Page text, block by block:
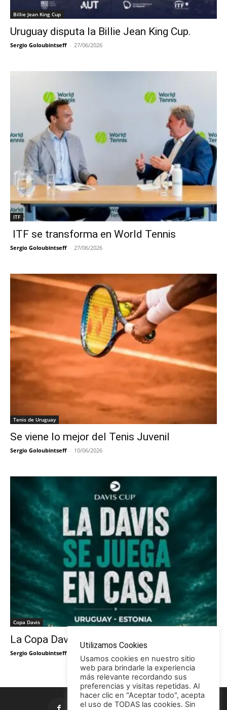
Billie Jean King Cup
Uruguay disputa la Billie Jean King Cup.
Sergio Goloubintseff - 27/06/2026
ITF
ITF se transforma en World Tennis
Sergio Goloubintseff - 27/06/2026
Tenis de Uruguay
Se viene lo mejor del Tenis Juvenil
Sergio Goloubintseff - 10/06/2026
Copa Davis
La Copa Davis vuelve al Círculo
Sergio Goloubintseff
Utilizamos Cookies
Usamos cookies en nuestro sitio
web para brindarle la experiencia
más relevante recordando sus
preferencias y visitas repetidas. Al
hacer clic en "Aceptar todo", acepta
el uso de TODAS las cookies. Sin